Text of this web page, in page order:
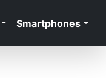
Smartphones